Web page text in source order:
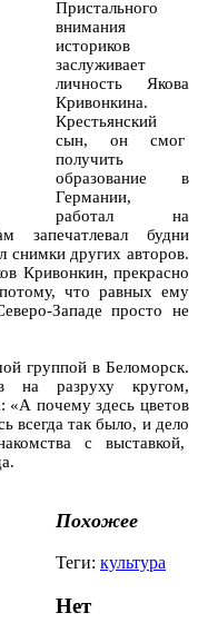
Пристального
внимания
историков
заслуживает
личность Якова
Кривонкина.
Крестьянский
сын, он смог
получить
образование в
Германии,
работал на
запечатлевал будни
снимки других авторов.
Кривонкин, прекрасно
что равных ему
Западе просто не
группой в Беломорск.
на разруху кругом,
«А почему здесь цветов
всегда так было, и дело
с выставкой,
Похожее
Теги: культура
Нет